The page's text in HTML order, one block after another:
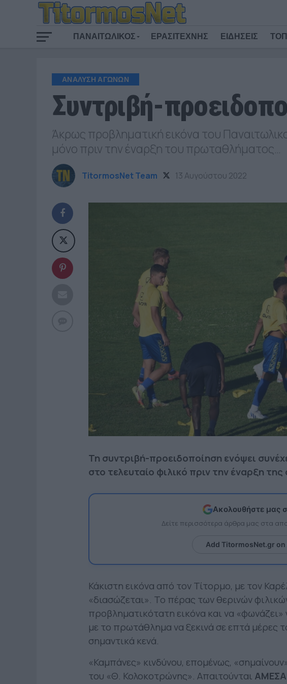
ΠΑΝΑΙΤΩΛΙΚΟΣ ΕΡΑΣΙΤΕΧΝΗΣ ΕΙΔΗΣΕΙΣ
ΑΝΑΛΥΣΗ ΑΓΩΝΩΝ
Συντριβή-
Άκρως προβληματική εικόνα του
μόνο πριν την έναρξη του πρωταθλήματος…
TitormosNet Team 13 Αυγούστου 2022
Τη συντριβή-προειδοποίηση ενόψει
στο τελευταίο φιλικό πριν την έναρξη
Ακολουθήστε μας
Δείτε περισσότερα άρθρα μας στα
Add TitormosNet.gr on
Κάκιστη εικόνα από τον Τίτορμο, με τον
«διασώζεται». Το πέρας των θερινών
προβληματικότατη εικόνα και να
με το πρωτάθλημα να ξεκινά σε επτά μέρες
σημαντικά κενά.
«Καμπάνες» κινδύνου, επομένως,
του «Θ. Κολοκοτρώνης». Απαιτούνται ΑΜΕΣΑ